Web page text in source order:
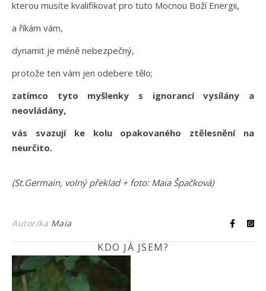
kterou musíte kvalifikovat pro tuto Mocnou Boží Energii,
a říkám vám,
dynamit je méně nebezpečný,
protože ten vám jen odebere tělo;
zatímco tyto myšlenky s ignorancí vysílány a
neovládány,
vás svazují ke kolu opakovaného ztělesnění na
neurčito.
(St.Germain, volný překlad + foto: Maia Špačková)
Autor/ka Maia
KDO JÁ JSEM?